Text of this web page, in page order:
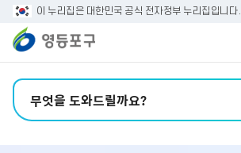
본문 바로가기
주메뉴 바로가기
이 누리집은 대한민국 공식 전자정부 누리집입니다.